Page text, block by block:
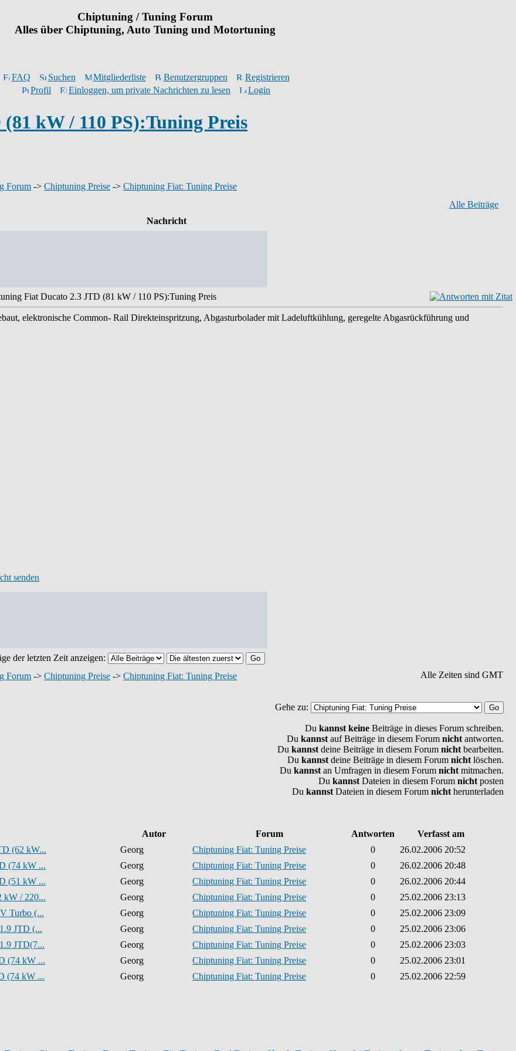
Chiptuning / Tuning Forum
Alles über Chiptuning, Auto Tuning und Motortuning
FAQ Suchen Mitgliederliste Benutzergruppen
Registrieren
Profil
Einloggen, um private Nachrichten zu lesen Login
kW / 110 PS):Tuning Preis
Forum -> Chiptuning Preise -> Chiptuning Fiat: Tuning Preise
Alle Beiträge
Nachricht
Fiat Ducato 2.3 JTD (81 kW / 110 PS):Tuning Preis
elektronische Common- Rail Direkteinspritzung, Abgasturbolader mit Ladeluftkühlung, geregelte Abgasrückführung und
der letzten Zeit anzeigen:
Forum -> Chiptuning Preise -> Chiptuning Fiat: Tuning Preise
Alle Zeiten sind GMT
Gehe zu:
Du kannst keine Beiträge in dieses Forum schreiben.
Du kannst auf Beiträge in diesem Forum nicht antworten.
Du kannst deine Beiträge in diesem Forum nicht bearbeiten.
Du kannst deine Beiträge in diesem Forum nicht löschen.
Du kannst an Umfragen in diesem Forum nicht mitmachen.
Du kannst Dateien in diesem Forum nicht posten
Du kannst Dateien in diesem Forum nicht herunterladen
Autor Forum Antworten
Verfasst am
(62 kW...
Georg Chiptuning Fiat: Tuning Preise 0
26.02.2006 20:52
(74 kW ...
Georg Chiptuning Fiat: Tuning Preise 0
26.02.2006 20:48
(51 kW ...
Georg Chiptuning Fiat: Tuning Preise 0
26.02.2006 20:44
kW / 220...
Georg Chiptuning Fiat: Tuning Preise 0
25.02.2006 23:13
Turbo (...
Georg Chiptuning Fiat: Tuning Preise 0
25.02.2006 23:09
JTD (...
Georg Chiptuning Fiat: Tuning Preise 0
25.02.2006 23:06
JTD(7...
Georg Chiptuning Fiat: Tuning Preise 0
25.02.2006 23:03
(74 kW ...
Georg Chiptuning Fiat: Tuning Preise 0
25.02.2006 23:01
(74 kW ...
Georg Chiptuning Fiat: Tuning Preise 0 25.02.2006 22:59